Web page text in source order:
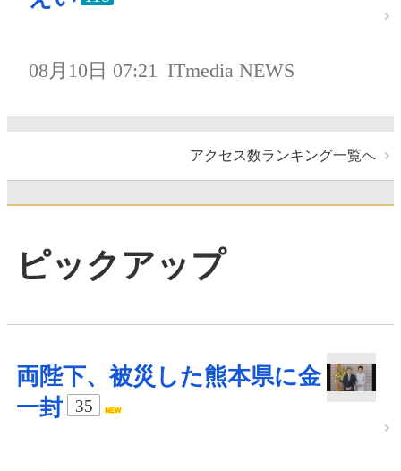
08月10日 07:21 ITmedia NEWS
アクセス数ランキング一覧へ
ピックアップ
両陛下、被災した熊本県に金
一封
35